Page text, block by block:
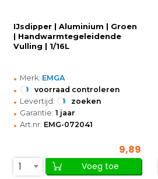
IJsdipper | Aluminium | Groen
| Handwarmtegeleidende
Vulling | 1/16L
• Merk: EMGA
• voorraad controleren
• Levertijd: zoeken
• Garantie: 1 jaar
• Art.nr: EMG-072041
9,89
1
Voeg toe